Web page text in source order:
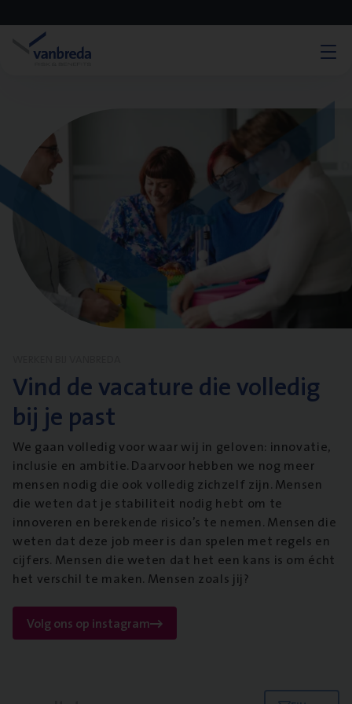
Vind de vacature die volledig
bij je past
We gaan volledig voor waar wij in geloven: innovatie,
inclusie en ambitie. Daarvoor hebben we nog meer
mensen nodig die ook volledig zichzelf zijn. Mensen
die weten dat je stabiliteit nodig hebt om te
innoveren en berekende risico’s te nemen. Mensen die
weten dat deze job meer is dan spelen met regels en
cijfers. Mensen die weten dat het een kans is om écht
het verschil te maken. Mensen zoals jij?
Volg ons op instagram